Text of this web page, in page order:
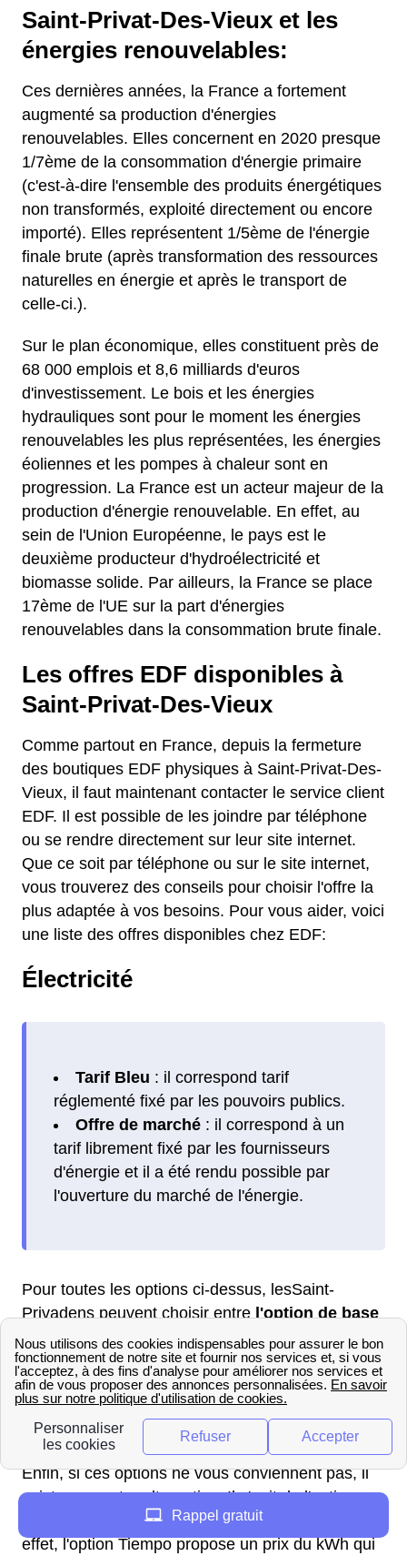
Saint-Privat-Des-Vieux et les
énergies renouvelables:
Ces dernières années, la France a fortement
augmenté sa production d'énergies
renouvelables. Elles concernent en 2020 presque
1/7ème de la consommation d'énergie primaire
(c'est-à-dire l'ensemble des produits énergétiques
non transformés, exploité directement ou encore
importé). Elles représentent 1/5ème de l'énergie
finale brute (après transformation des ressources
naturelles en énergie et après le transport de
celle-ci.).
Sur le plan économique, elles constituent près de
68 000 emplois et 8,6 milliards d'euros
d'investissement. Le bois et les énergies
hydrauliques sont pour le moment les énergies
renouvelables les plus représentées, les énergies
éoliennes et les pompes à chaleur sont en
progression. La France est un acteur majeur de la
production d'énergie renouvelable. En effet, au
sein de l'Union Européenne, le pays est le
deuxième producteur d'hydroélectricité et
biomasse solide. Par ailleurs, la France se place
17ème de l'UE sur la part d'énergies
renouvelables dans la consommation brute finale.
Les offres EDF disponibles à
Saint-Privat-Des-Vieux
Comme partout en France, depuis la fermeture
des boutiques EDF physiques à Saint-Privat-Des-
Vieux, il faut maintenant contacter le service client
EDF. Il est possible de les joindre par téléphone
ou se rendre directement sur leur site internet.
Que ce soit par téléphone ou sur le site internet,
vous trouverez des conseils pour choisir l'offre la
plus adaptée à vos besoins. Pour vous aider, voici
une liste des offres disponibles chez EDF:
Électricité
Tarif Bleu : il correspond tarif
réglementé fixé par les pouvoirs publics.
Offre de marché: il correspond à un
tarif librement fixé par les fournisseurs
d'énergie et il a été rendu possible par
l'ouverture du marché de l'énergie.
Pour toutes les options ci-dessus, lesSaint-
Privadens peuvent choisir entrel'option de base
et l'option heures creuses. L'option de base a
un prix du kWh qui reste le même quelque soit
l'heure de la journée. A la différence de l'option
heures creuses dont le tarif est variable et
avantageux 8 heures par jours.
Enfin, si ces options ne vous conviennent pas, il
existe une autre alternative. Il s'agit de l'option
Tempo, une offre qui est reliée au tarif bleu. En
effet, l'option Tiempo propose un prix du kWh qui
Rappel gratuit